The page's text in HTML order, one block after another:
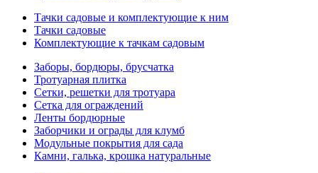
Тачки садовые и комплектующие к ним
Тачки садовые
Комплектующие к тачкам садовым
Заборы, бордюры, брусчатка
Тротуарная плитка
Сетки, решетки для тротуара
Сетка для ограждений
Ленты бордюрные
Заборчики и ограды для клумб
Модульные покрытия для сада
Камни, галька, крошка натуральные